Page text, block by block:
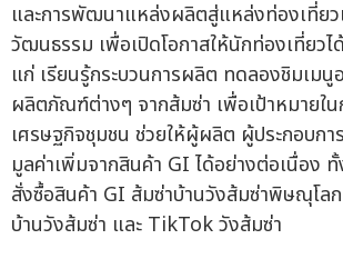
และการพัฒนาแหล่งผลิตสู่แหล่งท่องเที่ยว
วัฒนธรรม เพื่อเปิดโอกาสให้นักท่องเที่ยว
แก่ เรียนรู้กระบวนการผลิต ทดลองชิมเมนู
ผลิตภัณฑ์ต่างๆ จากส้มซ่า เพื่อเป้าหมายใ
เศรษฐกิจชุมชน ช่วยให้ผู้ผลิต ผู้ประกอบกา
มูลค่าเพิ่มจากสินค้า GI ได้อย่างต่อเนื่อง
สั่งซื้อสินค้า GI ส้มซ่าบ้านวังส้มซ่าพิษณุโล
บ้านวังส้มซ่า และ TikTok วังส้มซ่า